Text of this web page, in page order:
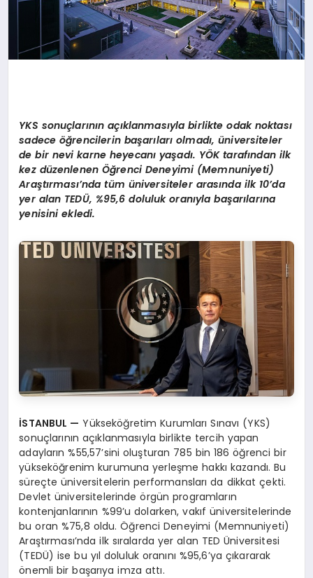
YKS sonuçlarının açıklanmasıyla birlikte odak noktası
sadece öğrencilerin başarıları olmadı, üniversiteler
de bir nevi karne heyecanı yaşadı. YÖK tarafından ilk
kez düzenlenen Öğrenci Deneyimi (Memnuniyeti)
Araştırması’nda tüm üniversiteler arasında ilk 10’da
yer alan TEDÜ, %95,6 doluluk oranıyla başarılarına
yenisini ekledi.
İSTANBUL — Yükseköğretim Kurumları Sınavı (YKS)
sonuçlarının açıklanmasıyla birlikte tercih yapan
adayların %55,57’sini oluşturan 785 bin 186 öğrenci bir
yükseköğrenim kurumuna yerleşme hakkı kazandı. Bu
süreçte üniversitelerin performansları da dikkat çekti.
Devlet üniversitelerinde örgün programların
kontenjanlarının %99’u dolarken, vakıf üniversitelerinde
bu oran %75,8 oldu. Öğrenci Deneyimi (Memnuniyeti)
Araştırması’nda ilk sıralarda yer alan TED Üniversitesi
(TEDÜ) ise bu yıl doluluk oranını %95,6’ya çıkararak
önemli bir başarıya imza attı.